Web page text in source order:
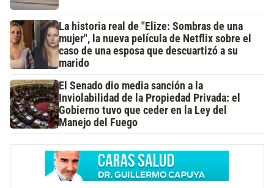
La historia real de "Elize: Sombras de una
mujer", la nueva película de Netflix sobre el
caso de una esposa que descuartizó a su
marido
El Senado dio media sanción a la
Inviolabilidad de la Propiedad Privada: el
Gobierno tuvo que ceder en la Ley del
Manejo del Fuego